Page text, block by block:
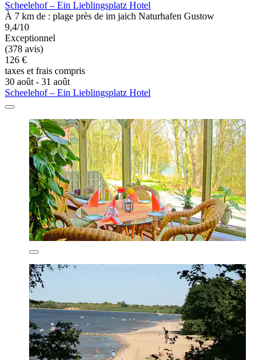
Scheelehof – Ein Lieblingsplatz Hotel
À 7 km de : plage près de im jaich Naturhafen Gustow
9,4/10
Exceptionnel
(378 avis)
126 €
taxes et frais compris
30 août - 31 août
Scheelehof – Ein Lieblingsplatz Hotel